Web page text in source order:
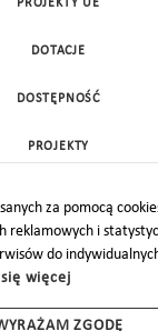
za pomocą
reklamowych i
do
więcej
ZGODĘ
PROJEKTY UE
DOTACJE
DOSTĘPNOŚĆ
PROJEKTY
MAPA STRONY